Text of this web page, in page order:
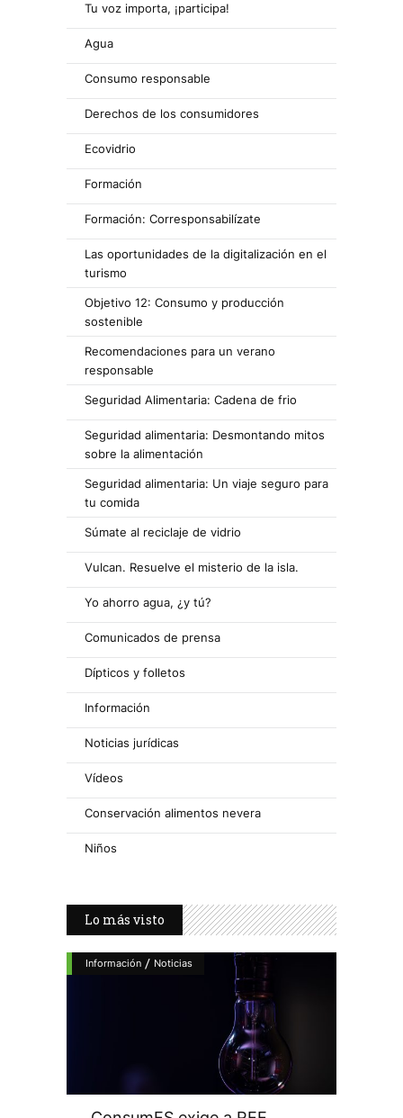
Tu voz importa, ¡participa!
Agua
Consumo responsable
Derechos de los consumidores
Ecovidrio
Formación
Formación: Corresponsabilízate
Las oportunidades de la digitalización en el
turismo
Objetivo 12: Consumo y producción
sostenible
Recomendaciones para un verano
responsable
Seguridad Alimentaria: Cadena de frio
Seguridad alimentaria: Desmontando mitos
sobre la alimentación
Seguridad alimentaria: Un viaje seguro para
tu comida
Súmate al reciclaje de vidrio
Vulcan. Resuelve el misterio de la isla.
Yo ahorro agua, ¿y tú?
Comunicados de prensa
Dípticos y folletos
Información
Noticias jurídicas
Vídeos
Conservación alimentos nevera
Niños
Lo más visto
Información / Noticias